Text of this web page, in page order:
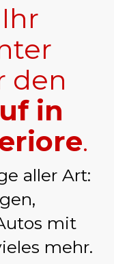
den
in
.
aller Art:
mit
mehr.